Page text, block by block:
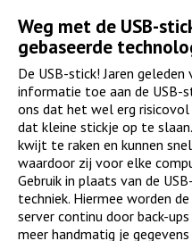
Weg met de USB-
gebaseerde
De USB-stick! Jaren
informatie toe aan de USB-
ons dat het wel erg
dat kleine stickje op te
kwijt te raken en kunnen
waardoor zij voor elke
Gebruik in plaats van de
techniek. Hiermee worden
server continu door back-
meer handmatig je